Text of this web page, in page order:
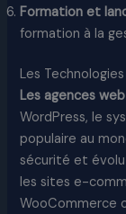
Formation et
formation à la
Les
Les agences web
WordPress, le
populaire au
sécurité et
les sites e-
WooCommerce